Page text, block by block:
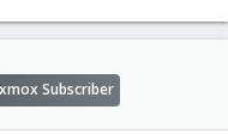
Subscriber